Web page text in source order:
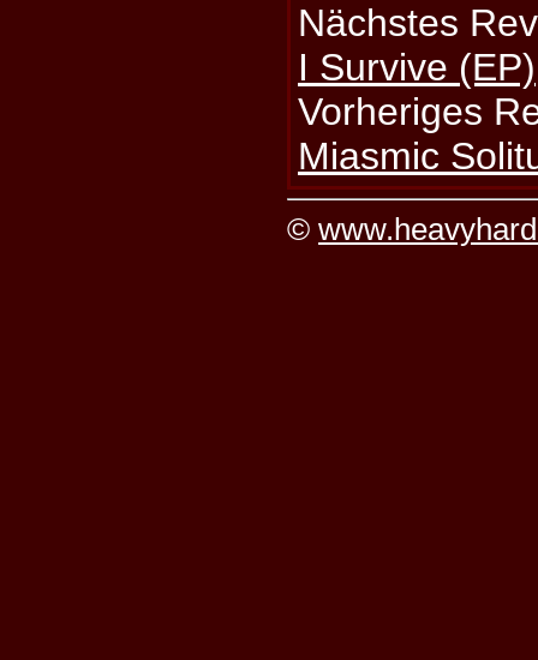
Nächstes
I Survive (EP)
Vorheriges
Miasmic
©